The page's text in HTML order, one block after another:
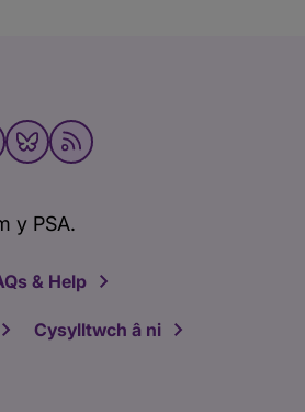
y PSA.
& Help
Cysylltwch â ni